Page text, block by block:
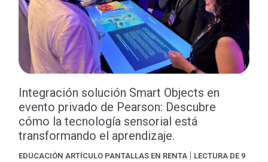
Integración solución Smart Objects en
evento privado de Pearson: Descubre
cómo la tecnología sensorial está
transformando el aprendizaje.
EDUCACIÓN ARTÍCULO PANTALLAS EN RENTA | LECTURA DE 9